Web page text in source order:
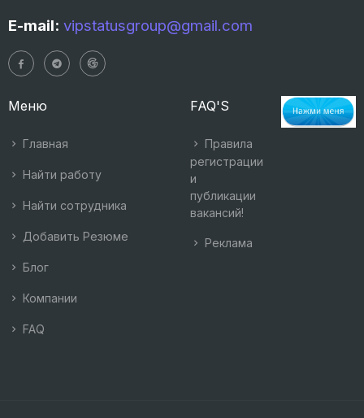
E-mail: vipstatusgroup@gmail.com
Меню
Главная
Найти работу
Найти сотрудника
Добавить Резюме
Блог
Компании
FAQ
FAQ'S
Правила
регистрации
и
публикации
вакансий!
Реклама